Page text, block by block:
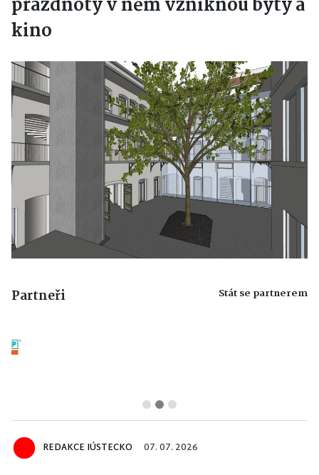
kino
Partneři Stát se partnerem
REDAKCE IÚSTECKO 07. 07. 2026